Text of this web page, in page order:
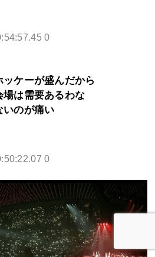
0
ケーが盛んだから
は需要あるわな
いのが痛い
0